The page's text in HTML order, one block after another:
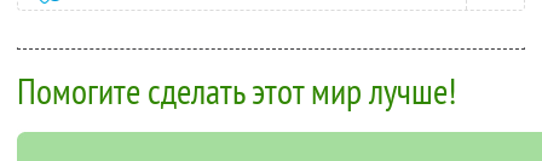
Помогите сделать этот мир лучше!